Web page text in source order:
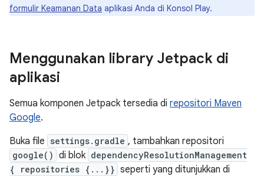
formulir Keamanan Data aplikasi Anda di Konsol Play.
Menggunakan library Jetpack di
aplikasi
Semua komponen Jetpack tersedia di repositori Maven
Google.
Buka file settings.gradle , tambahkan repositori
google() di blok dependencyResolutionManagement
{ repositories {...}} seperti yang ditunjukkan di